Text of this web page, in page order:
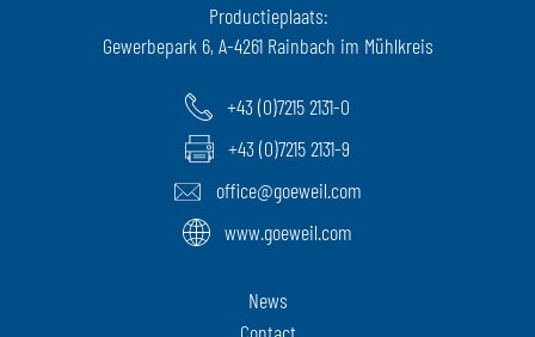
Productieplaats:
Gewerbepark 6, A-4261 Rainbach im Mühlkreis
+43 (0)7215 2131-0
+43 (0)7215 2131-9
office@goeweil.com
www.goeweil.com
News